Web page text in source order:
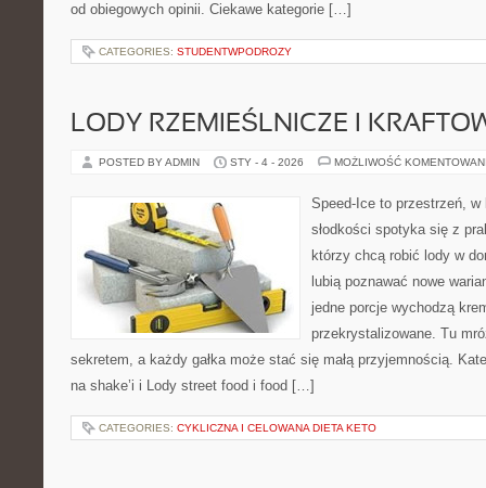
od obiegowych opinii. Ciekawe kategorie […]
CATEGORIES: STUDENTWPODROZY
LODY RZEMIEŚLNICZE I
POSTED BY ADMIN STY - 4 - 2026 MOŻLIWOŚĆ
Speed-Ice to przestrzeń,
słodkości spotyka się z
którzy chcą robić lody w
lubią poznawać nowe
jedne porcje wychodzą
przekrystalizowane. Tu
sekretem, a każdy gałka może stać się małą przyjemnością.
na shake’i i Lody street food i food […]
CATEGORIES: CYKLICZNA I CELOWANA DIETA KETO